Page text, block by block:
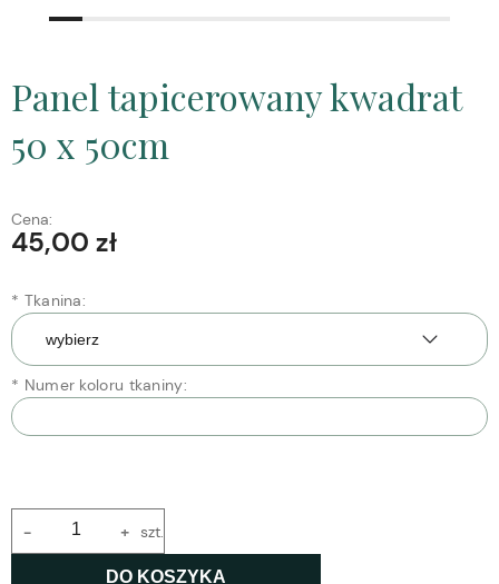
Panel tapicerowany kwadrat
50 x 50cm
Cena:
45,00 zł
* Tkanina:
* Numer koloru tkaniny:
+
- szt.
DO KOSZYKA